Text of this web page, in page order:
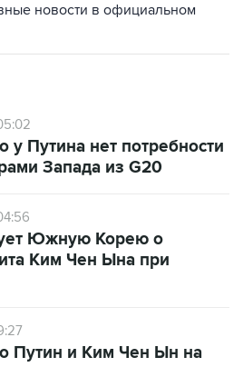
новости в официальном
у Путина нет потребности
Запада из G20
Южную Корею о
Ким Чен Ына при
Путин и Ким Чен Ын на